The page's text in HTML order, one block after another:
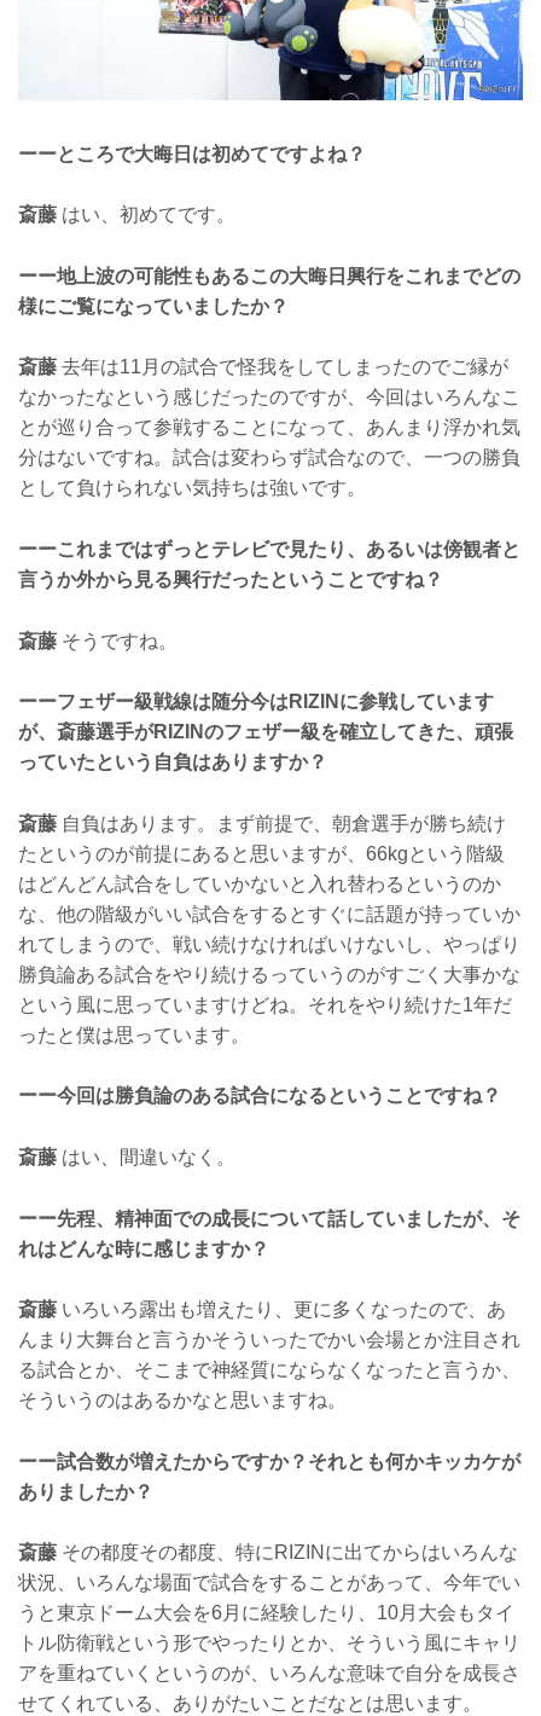
ーーところで大晦日は初めてですよね？
斎藤 はい、初めてです。
ーー地上波の可能性もあるこの大晦日興行をこれまでどの
様にご覧になっていましたか？
斎藤 去年は11月の試合で怪我をしてしまったのでご縁が
なかったなという感じだったのですが、今回はいろんなこ
とが巡り合って参戦することになって、あんまり浮かれ気
分はないですね。試合は変わらず試合なので、一つの勝負
として負けられない気持ちは強いです。
ーーこれまではずっとテレビで見たり、あるいは傍観者と
言うか外から見る興行だったということですね？
斎藤 そうですね。
ーーフェザー級戦線は随分今はRIZINに参戦しています
が、斎藤選手がRIZINのフェザー級を確立してきた、頑張
っていたという自負はありますか？
斎藤 自負はあります。まず前提で、朝倉選手が勝ち続け
たというのが前提にあると思いますが、66kgという階級
はどんどん試合をしていかないと入れ替わるというのか
な、他の階級がいい試合をするとすぐに話題が持っていか
れてしまうので、戦い続けなければいけないし、やっぱり
勝負論ある試合をやり続けるっていうのがすごく大事かな
という風に思っていますけどね。それをやり続けた1年だ
ったと僕は思っています。
ーー今回は勝負論のある試合になるということですね？
斎藤 はい、間違いなく。
ーー先程、精神面での成長について話していましたが、そ
れはどんな時に感じますか？
斎藤 いろいろ露出も増えたり、更に多くなったので、あ
んまり大舞台と言うかそういったでかい会場とか注目され
る試合とか、そこまで神経質にならなくなったと言うか、
そういうのはあるかなと思いますね。
ーー試合数が増えたからですか？それとも何かキッカケが
ありましたか？
斎藤 その都度その都度、特にRIZINに出てからはいろんな
状況、いろんな場面で試合をすることがあって、今年でい
うと東京ドーム大会を6月に経験したり、10月大会もタイ
トル防衛戦という形でやったりとか、そういう風にキャリ
アを重ねていくというのが、いろんな意味で自分を成長さ
せてくれている、ありがたいことだなとは思います。